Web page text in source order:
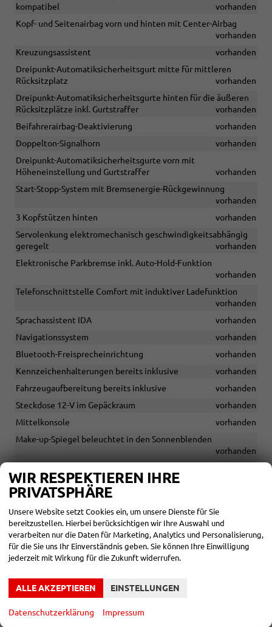
kompatibel
vorhanden
Kopf- und Seitenairbag vorn und hinten mit Center-Airbag
vorhanden
Kreuzungsassistent
vorhanden
Dreipunkt-Automatiksicherheitsgurt mitte für mittleren
Rücksitzplatz
vorhanden
Dreipunkt-Automatiksicherheitsgurte hinten für die äußeren
Rücksitzplätze inkl. Gurtstraffer
vorhanden
Beifahrerairbag-Deaktivierung
vorhanden
Doppelton-Signalhorn
vorhanden
Dreipunkt-Automatiksicherheitsgurte vorn mit
Höheneinstellung und Gurtstraffer
vorhanden
Start-Stopp-System mit Bremsenergie-Rückgewinnung
vorhanden
3 Kopfstützen hinten
vorhanden
Servolenkung elektromechanisch geschwindigkeitsabhängig
geregelt
vorhanden
Elektronische Parkbremse inkl. Auto-Hold-Funktion
vorhanden
Telefonschnittstelle Comfort mit induktiver Ladefunktion
vorhanden
Sprachassistent IDA
vorhanden
Navigationssystem
vorhanden
Bluetooth-Freisprecheinrichtung
vorhanden
Kennzeichenhalterungen bereits inklusive
vorhanden
Fahrzeugaufbereitung bereits inklusive
vorhanden
Steckdose 12-V im Gepäckraum
vorhanden
Mittelkonsole
vorhanden
Make-up-Spiegel beleuchtet in den Sonnenblenden
vorhanden
Dachhimmel in Ceramique
vorhanden
Ablagefach und Steckdose 12V vorn
vorhanden
Umfeldbeleuchtung mit Logoprojektion
vorhanden
Leuchtweitenregulierung
LED-Rückleuchten
LED-Scheinwerfer
Fernlichtassistent Light Assist
WIR RESPEKTIEREN IHRE
PRIVATSPHÄRE
Unsere Website setzt Cookies ein, um unsere Dienste für Sie
bereitzustellen. Hierbei berücksichtigen wir Ihre Auswahl und
verarbeiten nur die Daten für Marketing, Analytics und Personalisierung,
für die Sie uns Ihr Einverständnis geben. Sie können Ihre Einwilligung
jederzeit mit Wirkung für die Zukunft widerrufen.
ALLE AKZEPTIEREN EINSTELLUNGEN
Datenschutzerklärung Impressum